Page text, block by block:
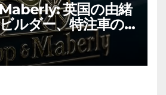
英国の由緒
ルダー、特注車の